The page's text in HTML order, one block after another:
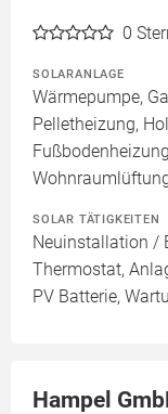
0
SOLARANLAGE
Wärmepumpe,
Pelletheizung,
SOLAR TÄTIGKEITEN
Neuinstallation /
Thermostat,
PV Batterie,
Hampel